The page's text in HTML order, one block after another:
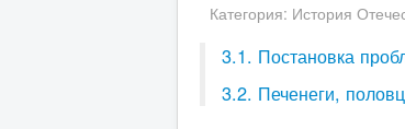
Категория: История
3.1. Постановка
3.2. Печенеги,